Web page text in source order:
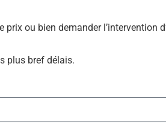
ou bien demander l’intervention
plus bref délais.